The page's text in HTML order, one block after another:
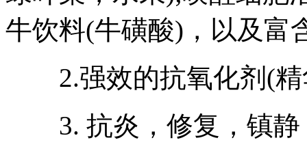
牛饮料(牛磺酸)，以及富
2.强效的抗氧化剂(精
3. 抗炎，修复，镇静